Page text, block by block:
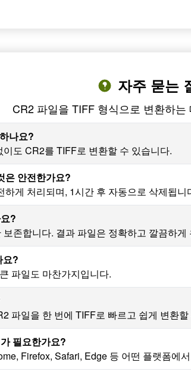
자주 묻는
CR2 파일을 TIFF 형식으로 변환하
나요?
도 CR2를 TIFF로 변환할 수 있습니다.
은 안전한가요?
게 처리되며, 1시간 후 자동으로 삭제됩
?
존합니다. 결과 파일은 정확하고 깔끔하게
요?
파일도 마찬가지입니다.
파일을 한 번에 TIFF로 빠르고 쉽게 변환
필요한가요?
Firefox, Safari, Edge 등 어떤 플랫폼에